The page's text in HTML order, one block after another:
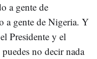
a gente de
a gente de Nigeria. Y
Presidente y el
no decir nada